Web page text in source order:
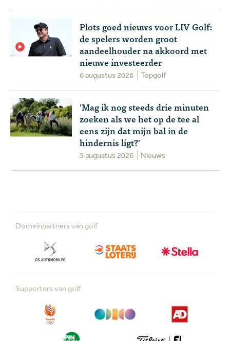
Plots goed nieuws voor LIV Golf:
de spelers worden groot
aandeelhouder na akkoord met
nieuwe investeerder
6 augustus 2026 Topgolf
'Mag ik nog steeds drie minuten
zoeken als we het op de tee al
eens zijn dat mijn bal in de
hindernis ligt?'
5 augustus 2026 Nieuws
Domeinpartners van golf
Supporters van golf